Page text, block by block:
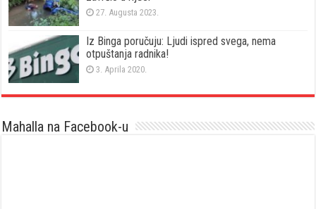
27. Augusta 2023.
Iz Binga poručuju: Ljudi ispred svega, nema
otpuštanja radnika!
3. Aprila 2020.
Mahalla na Facebook-u